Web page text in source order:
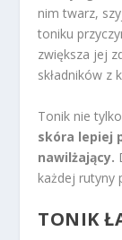
nim twarz,
toniku
zwiększa jej
składników z
Tonik nie
skóra lepiej
nawilżający.
każdej rutyny
TONIK